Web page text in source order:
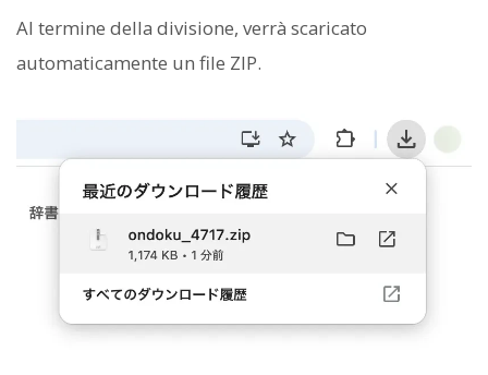
Al termine della divisione, verrà scaricato
automaticamente un file ZIP.